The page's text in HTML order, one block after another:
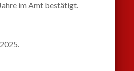
im Amt bestätigt.